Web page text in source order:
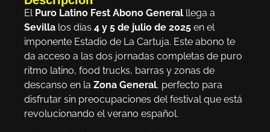
El Puro Latino Fest Abono General llega a
Sevilla los días 4 y 5 de julio de 2025 en el
imponente Estadio de La Cartuja. Este abono te
da acceso a las dos jornadas completas de puro
ritmo latino, food trucks, barras y zonas de
descanso en la Zona General, perfecto para
disfrutar sin preocupaciones del festival que está
revolucionando el verano español.